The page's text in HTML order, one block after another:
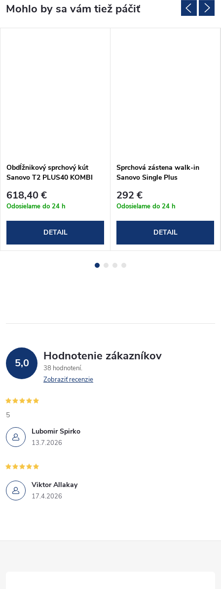
Obdĺžnikový sprchový kút
Sanovo T2 PLUS40 KOMBI
(T2P40K_125100C)
618,40 €
Odosielame do 24 h
DETAIL
Sprchová zástena walk-in
Sanovo Single Plus
(SINP_10030C)
292 €
Odosielame do 24 h
DETAIL
5,0 Hodnotenie zákazníkov
38 hodnotení
Zobraziť recenzie
Lubomir Spirko
13.7.2026
5
Viktor Allakay
17.4.2026